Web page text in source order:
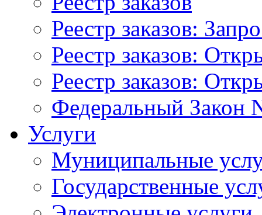
Реестр заказов:
Реестр заказов:
Реестр заказов:
Федеральный Закон
Услуги
Муниципальные
Государственные